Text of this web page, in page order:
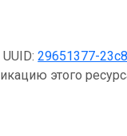
29651377-
этого